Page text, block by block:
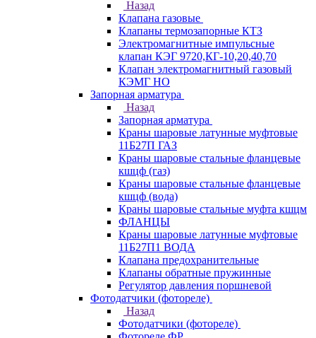
Назад
Клапана газовые
Клапаны термозапорные КТЗ
Электромагнитные импульсные
клапан КЭГ 9720,КГ-10,20,40,70
Клапан электромагнитный газовый
КЭМГ НО
Запорная арматура
Назад
Запорная арматура
Краны шаровые латунные муфтовые
11Б27П ГАЗ
Краны шаровые стальные фланцевые
кшцф (газ)
Краны шаровые стальные фланцевые
кшцф (вода)
Краны шаровые стальные муфта кшцм
ФЛАНЦЫ
Краны шаровые латунные муфтовые
11Б27П1 ВОДА
Клапана предохранительные
Клапаны обратные пружинные
Регулятор давления поршневой
Фотодатчики (фотореле)
Назад
Фотодатчики (фотореле)